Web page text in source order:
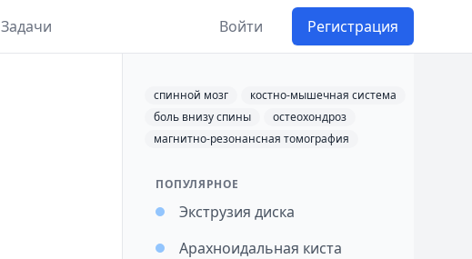
Задачи Войти Регистрация
спинной мозг
костно-мышечная система
боль внизу спины
остеохондроз
магнитно-резонансная томография
ПОПУЛЯРНОЕ
Экструзия диска
Арахноидальная киста